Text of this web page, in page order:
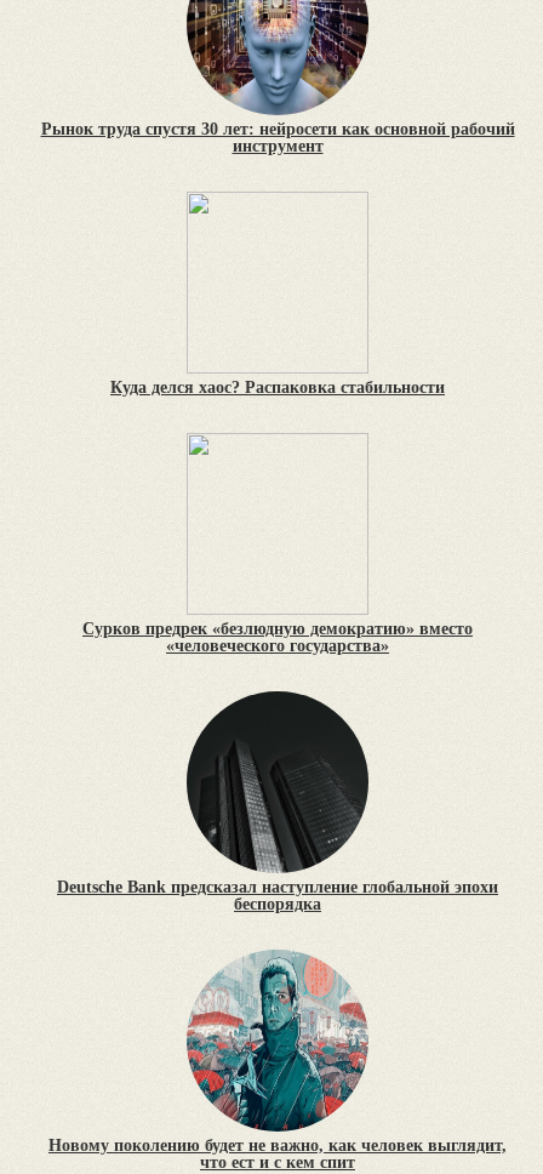
Рынок труда спустя 30 лет: нейросети как основной рабочий
инструмент
Куда делся хаос? Распаковка стабильности
Сурков предрек «безлюдную демократию» вместо
«человеческого государства»
Deutsche Bank предсказал наступление глобальной эпохи
беспорядка
Новому поколению будет не важно, как человек выглядит,
что ест и с кем спит